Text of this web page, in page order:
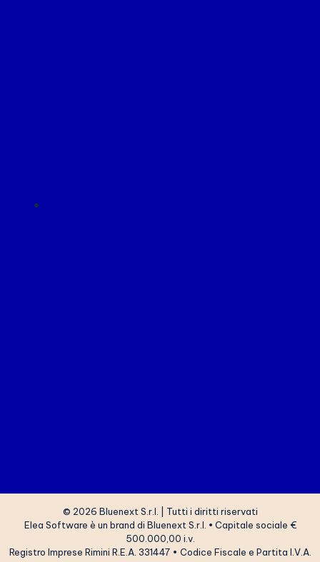
© 2026 Bluenext S.r.l. | Tutti i diritti riservati
Elea Software è un brand di Bluenext S.r.l. • Capitale sociale €
500.000,00 i.v.
Registro Imprese Rimini R.E.A. 331447 • Codice Fiscale e Partita I.V.A.